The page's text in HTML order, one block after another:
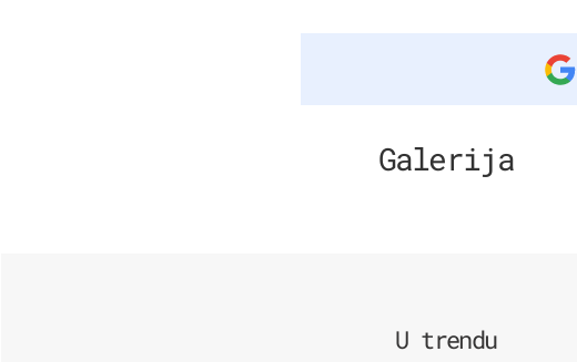
Galerija
U trendu